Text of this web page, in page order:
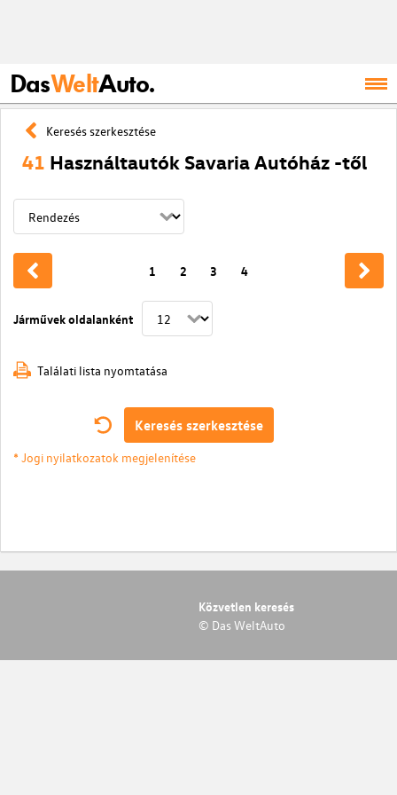
DasWeltAuto.
Keresés szerkesztése
41 Használtautók Savaria Autóház -től
Járművek oldalanként
1 2 3 4
Találati lista nyomtatása
Keresés szerkesztése
* Jogi nyilatkozatok megjelenítése
Közvetlen keresés
© Das WeltAuto